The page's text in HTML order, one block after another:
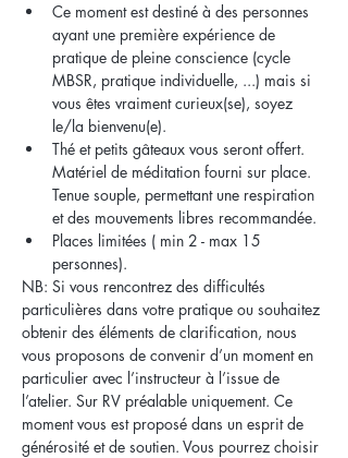
Ce moment est destiné à des personnes
ayant une première expérience de
pratique de pleine conscience (cycle
MBSR, pratique individuelle, ...) mais si
vous êtes vraiment curieux(se), soyez
le/la bienvenu(e).
Thé et petits gâteaux vous seront offert.
Matériel de méditation fourni sur place.
Tenue souple, permettant une respiration
et des mouvements libres recommandée.
Places limitées ( min 2 - max 15
personnes).
NB: Si vous rencontrez des difficultés
particulières dans votre pratique ou souhaitez
obtenir des éléments de clarification, nous
vous proposons de convenir d’un moment en
particulier avec l’instructeur à l’issue de
l’atelier. Sur RV préalable uniquement. Ce
moment vous est proposé dans un esprit de
générosité et de soutien. Vous pourrez choisir